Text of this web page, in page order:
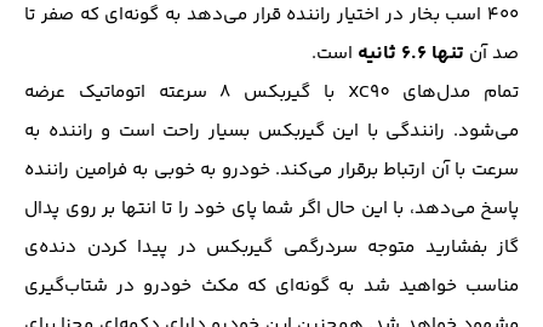
۴۰۰ اسب بخار در اختیار راننده قرار می‌دهد به گونه‌ای که صفر تا
صد آن تنها ۶.۶ ثانیه
است.
تمام مدل‌های XC90 با گیربکس ۸ سرعته اتوماتیک عرضه
می‌شود. رانندگی با این گیربکس بسیار راحت است و راننده به
سرعت با آن ارتباط برقرار می‌کند. خودرو به خوبی به فرامین راننده
پاسخ می‌دهد، با این حال اگر شما پای خود را تا انتها بر روی پدال
گاز بفشارید متوجه سردرگمی گیربکس در پیدا کردن دنده‌ی
مناسب خواهید شد به گونه‌ای که مکث خودرو در شتاب‌گیری